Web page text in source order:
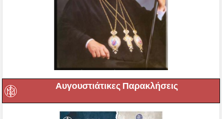
Αυγουστιάτικες Παρακλήσεις